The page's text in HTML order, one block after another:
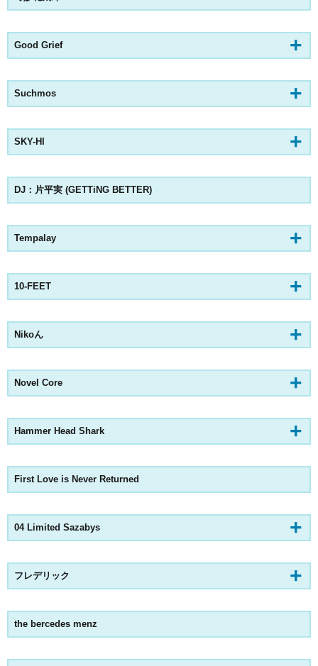
Good Grief
Suchmos
SKY-HI
DJ：片平実 (GETTiNG BETTER)
Tempalay
10-FEET
Nikoん
Novel Core
Hammer Head Shark
First Love is Never Returned
04 Limited Sazabys
フレデリック
the bercedes menz